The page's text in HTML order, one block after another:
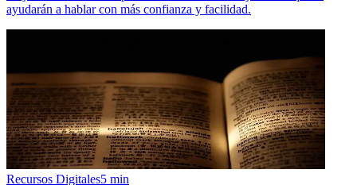
ayudarán a hablar con más confianza y facilidad.
Recursos Digitales5 min